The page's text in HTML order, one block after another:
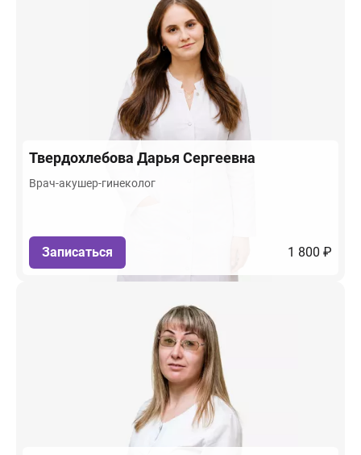
Твердохлебова Дарья Сергеевна
Врач-акушер-гинеколог
Записаться 1 800 ₽